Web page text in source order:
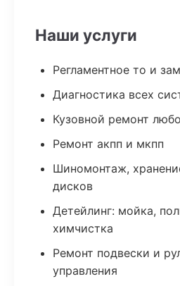
Наши услуги
Регламентное то и
Диагностика всех
Кузовной ремонт
Ремонт акпп и мкпп
Шиномонтаж,
дисков
Детейлинг: мойка,
химчистка
Ремонт подвески и
управления